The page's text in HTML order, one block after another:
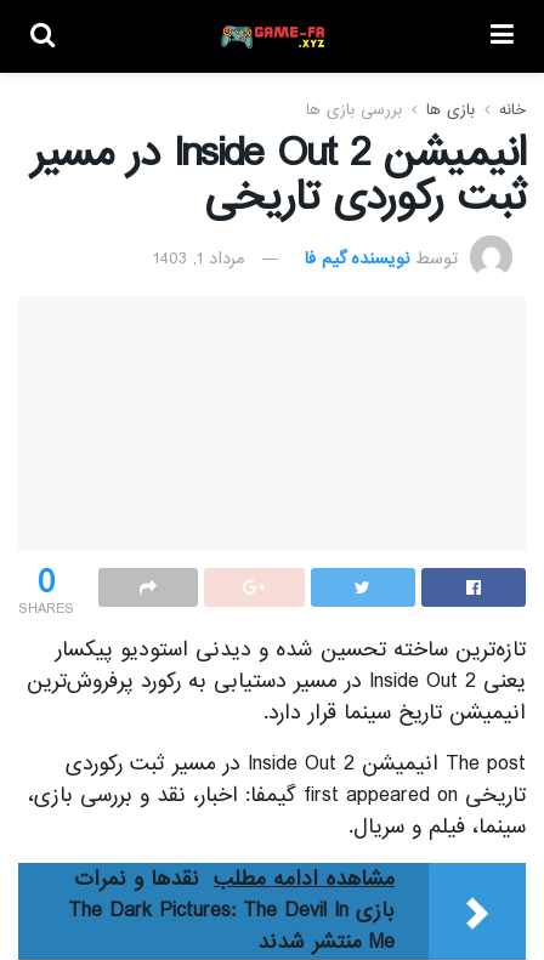
خانه بازی ها بررسی بازی ها
انیمیشن Inside Out 2 در مسیر
ثبت رکوردی تاریخی
توسط نویسنده گیم فا مرداد 1, 1403
0
SHARES
تازه‌ترین ساخته تحسین شده و دیدنی استودیو پیکسار
یعنی Inside Out 2 در مسیر دستیابی به رکورد پرفروش‌ترین
انیمیشن تاریخ سینما قرار دارد.
The post انیمیشن Inside Out 2 در مسیر ثبت رکوردی
تاریخی first appeared on گیمفا: اخبار، نقد و بررسی بازی،
سینما، فیلم و سریال.
مشاهده ادامه مطلب نقدها و نمرات
بازی The Dark Pictures: The Devil In
Me منتشر شدند